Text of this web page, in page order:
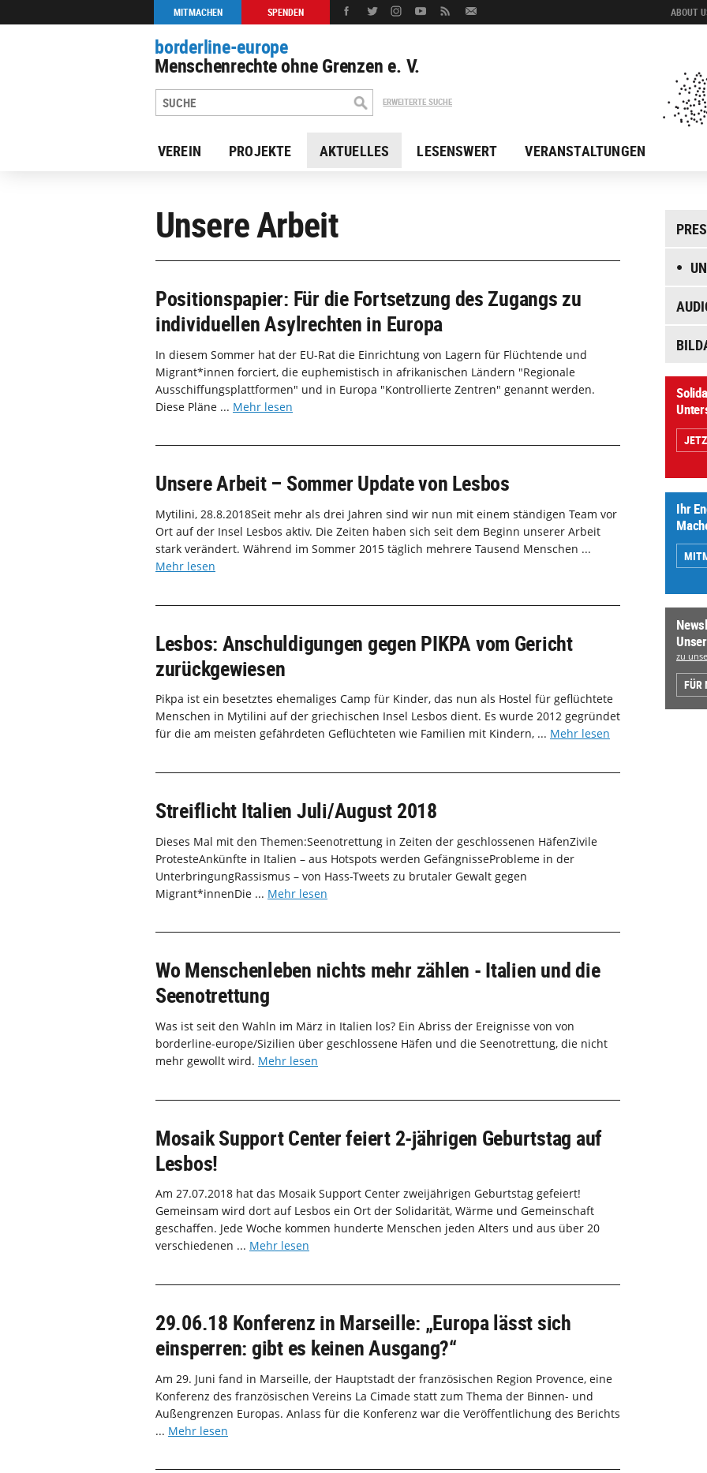
MITMACHEN SPENDEN ABOUT
borderline-europe
Menschenrechte ohne Grenzen e. V.
ERWEITERTE SUCHE
VEREIN PROJEKTE AKTUELLES LESENSWERT VERANSTALTUNGEN
Unsere Arbeit
Positionspapier: Für die Fortsetzung des Zugangs zu
individuellen Asylrechten in Europa
In diesem Sommer hat der EU-Rat die Einrichtung von Lagern für Flüchtende und
Migrant*innen forciert, die euphemistisch in afrikanischen Ländern "Regionale
Ausschiffungsplattformen" und in Europa "Kontrollierte Zentren" genannt werden.
Diese Pläne ... Mehr lesen
Unsere Arbeit – Sommer Update von Lesbos
Mytilini, 28.8.2018Seit mehr als drei Jahren sind wir nun mit einem ständigen Team vor
Ort auf der Insel Lesbos aktiv. Die Zeiten haben sich seit dem Beginn unserer Arbeit
stark verändert. Während im Sommer 2015 täglich mehrere Tausend Menschen ...
Mehr lesen
Lesbos: Anschuldigungen gegen PIKPA vom Gericht
zurückgewiesen
Pikpa ist ein besetztes ehemaliges Camp für Kinder, das nun als Hostel für geflüchtete
Menschen in Mytilini auf der griechischen Insel Lesbos dient. Es wurde 2012 gegründet
für die am meisten gefährdeten Geflüchteten wie Familien mit Kindern, ... Mehr lesen
Streiflicht Italien Juli/August 2018
Dieses Mal mit den Themen:Seenotrettung in Zeiten der geschlossenen HäfenZivile
ProtesteAnkünfte in Italien – aus Hotspots werden GefängnisseProbleme in der
UnterbringungRassismus – von Hass-Tweets zu brutaler Gewalt gegen
Migrant*innenDie ... Mehr lesen
Wo Menschenleben nichts mehr zählen - Italien und die
Seenotrettung
Was ist seit den Wahln im März in Italien los? Ein Abriss der Ereignisse von von
borderline-europe/Sizilien über geschlossene Häfen und die Seenotrettung, die nicht
mehr gewollt wird. Mehr lesen
Mosaik Support Center feiert 2-jährigen Geburtstag auf
Lesbos!
Am 27.07.2018 hat das Mosaik Support Center zweijährigen Geburtstag gefeiert!
Gemeinsam wird dort auf Lesbos ein Ort der Solidarität, Wärme und Gemeinschaft
geschaffen. Jede Woche kommen hunderte Menschen jeden Alters und aus über 20
verschiedenen ... Mehr lesen
29.06.18 Konferenz in Marseille: „Europa lässt sich
einsperren: gibt es keinen Ausgang?“
Am 29. Juni fand in Marseille, der Hauptstadt der französischen Region Provence, eine
Konferenz des französischen Vereins La Cimade statt zum Thema der Binnen- und
Außengrenzen Europas. Anlass für die Konferenz war die Veröffentlichung des Berichts
... Mehr lesen
Ihr
zu
FÜR